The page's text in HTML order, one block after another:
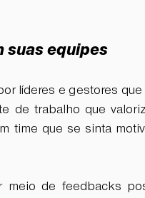
suas equipes
líderes e gestores
de trabalho que
time que se sinta
meio de feedbacks